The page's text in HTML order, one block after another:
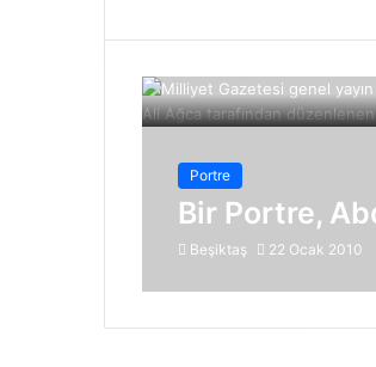
Portre
Bir Portre,
Beşiktaş 22 Ocak 2010